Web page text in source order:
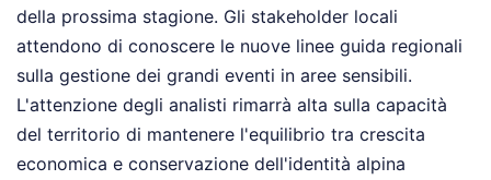
della prossima stagione. Gli stakeholder locali
attendono di conoscere le nuove linee guida regionali
sulla gestione dei grandi eventi in aree sensibili.
L'attenzione degli analisti rimarrà alta sulla capacità
del territorio di mantenere l'equilibrio tra crescita
economica e conservazione dell'identità alpina